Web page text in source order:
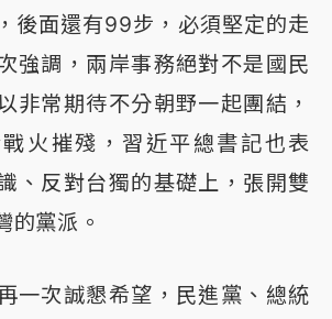
後面還有99步，必須堅定的走
強調，兩岸事務絕對不是國民
非常期待不分朝野一起團結，
火摧殘，習近平總書記也表
、反對台獨的基礎上，張開雙
的黨派。
一次誠懇希望，民進黨、總統